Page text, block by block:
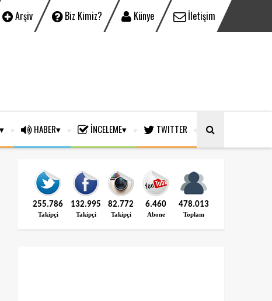
Arşiv Biz Kimiz? Künye İletişim
HABER İNCELEME TWITTER
255.786
Takipçi
132.995
Takipçi
82.772
Takipçi
6.460
Abone
478.013
Toplam